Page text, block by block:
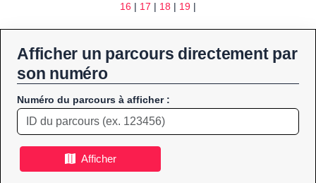
16 | 17 | 18 | 19 |
Afficher un parcours directement par
son numéro
Numéro du parcours à afficher :
Afficher